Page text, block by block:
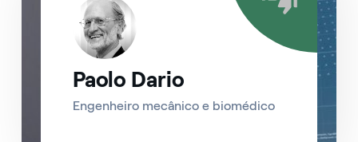
Paolo Dario
Engenheiro mecânico e biomédico